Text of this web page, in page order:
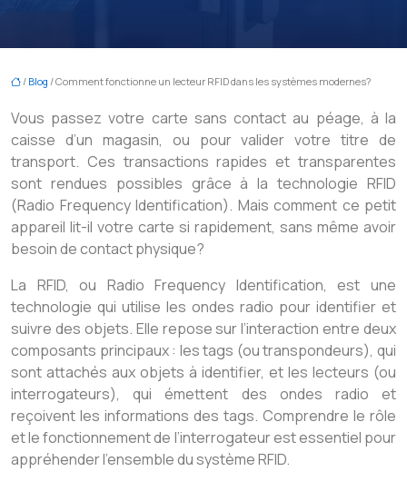
/ Blog / Comment fonctionne un lecteur RFID dans les systèmes modernes?
Vous passez votre carte sans contact au péage, à la
caisse d’un magasin, ou pour valider votre titre de
transport. Ces transactions rapides et transparentes
sont rendues possibles grâce à la technologie RFID
(Radio Frequency Identification). Mais comment ce petit
appareil lit-il votre carte si rapidement, sans même avoir
besoin de contact physique?
La RFID, ou Radio Frequency Identification, est une
technologie qui utilise les ondes radio pour identifier et
suivre des objets. Elle repose sur l’interaction entre deux
composants principaux : les tags (ou transpondeurs), qui
sont attachés aux objets à identifier, et les lecteurs (ou
interrogateurs), qui émettent des ondes radio et
reçoivent les informations des tags. Comprendre le rôle
et le fonctionnement de l’interrogateur est essentiel pour
appréhender l’ensemble du système RFID.